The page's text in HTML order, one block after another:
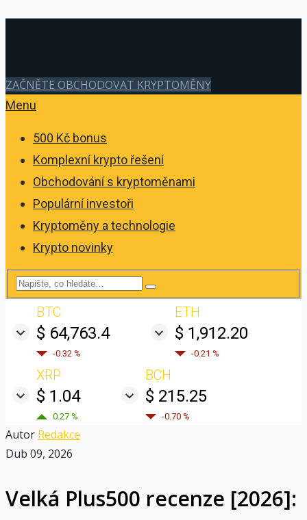
ZAČNĚTE OBCHODOVAT KRYPTOMĚNY
Menu
500 Kč bonus
Komplexní krypto řešení
Obchodování s kryptoměnami
Populární investoři
Kryptoměny a technologie
Krypto novinky
BTC
$ 64,763.4
-0.32 %
ETH
$ 1,912.20
-0.21 %
XRP
$ 1.04
0.27 %
BCH
$ 215.25
-0.70 %
Autor Redakce
Dub 09, 2026
Velká Plus500 recenze [2026]: